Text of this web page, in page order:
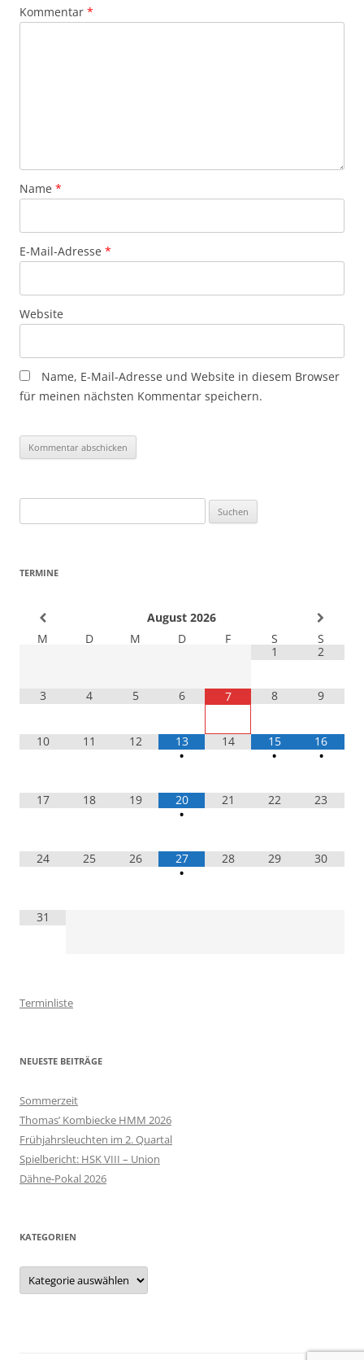
Kommentar *
Name *
E-Mail-Adresse *
Website
Name, E-Mail-Adresse und Website in diesem Browser
für meinen nächsten Kommentar speichern.
nach:
TERMINE
August 2026
M
D M D F S
S
1
2
3 4 5 6 7 8 9
10 11 12
13
•
14
15
•
16
•
17 18 19
20
•
21 22 23
24 25 26
27
•
28 29 30
31
Terminliste
NEUESTE BEITRÄGE
Sommerzeit
Thomas’ Kombiecke HMM 2026
Frühjahrsleuchten im 2. Quartal
Spielbericht: HSK VIII – Union
Dähne-Pokal 2026
KATEGORIEN
Kategorien